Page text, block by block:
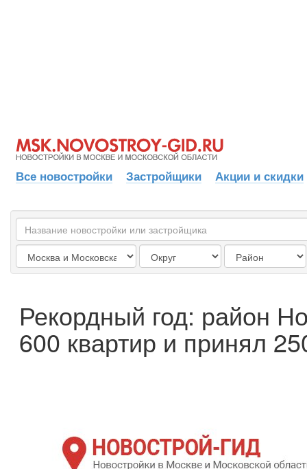
Все новостройки Застройщики Акции и скидки
Рекордный год: район
600 квартир и принял